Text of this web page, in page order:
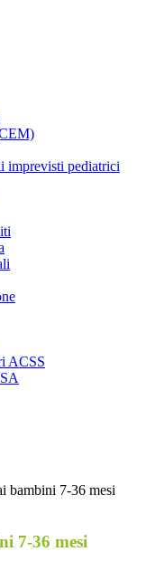
imprevisti pediatrici
ACSS
bambini 7-36 mesi
7-36 mesi